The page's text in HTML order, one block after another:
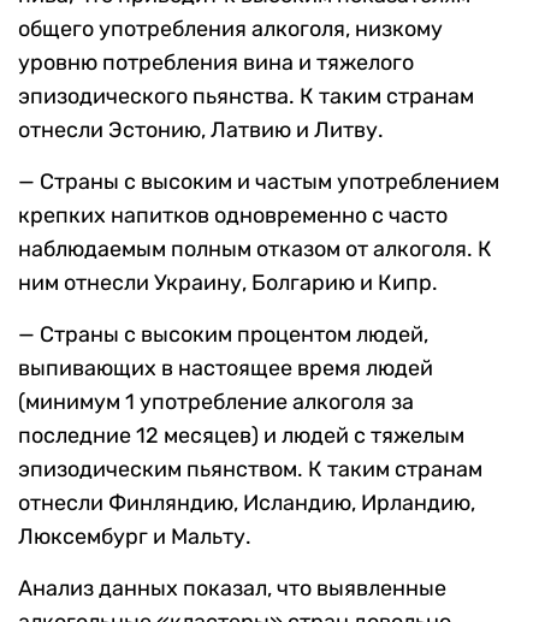
общего употребления алкоголя, низкому
уровню потребления вина и тяжелого
эпизодического пьянства. К таким странам
отнесли Эстонию, Латвию и Литву.
— Страны с высоким и частым употреблением
крепких напитков одновременно с часто
наблюдаемым полным отказом от алкоголя. К
ним отнесли Украину, Болгарию и Кипр.
— Страны с высоким процентом людей,
выпивающих в настоящее время людей
(минимум 1 употребление алкоголя за
последние 12 месяцев) и людей с тяжелым
эпизодическим пьянством. К таким странам
отнесли Финляндию, Исландию, Ирландию,
Люксембург и Мальту.
Анализ данных показал, что выявленные